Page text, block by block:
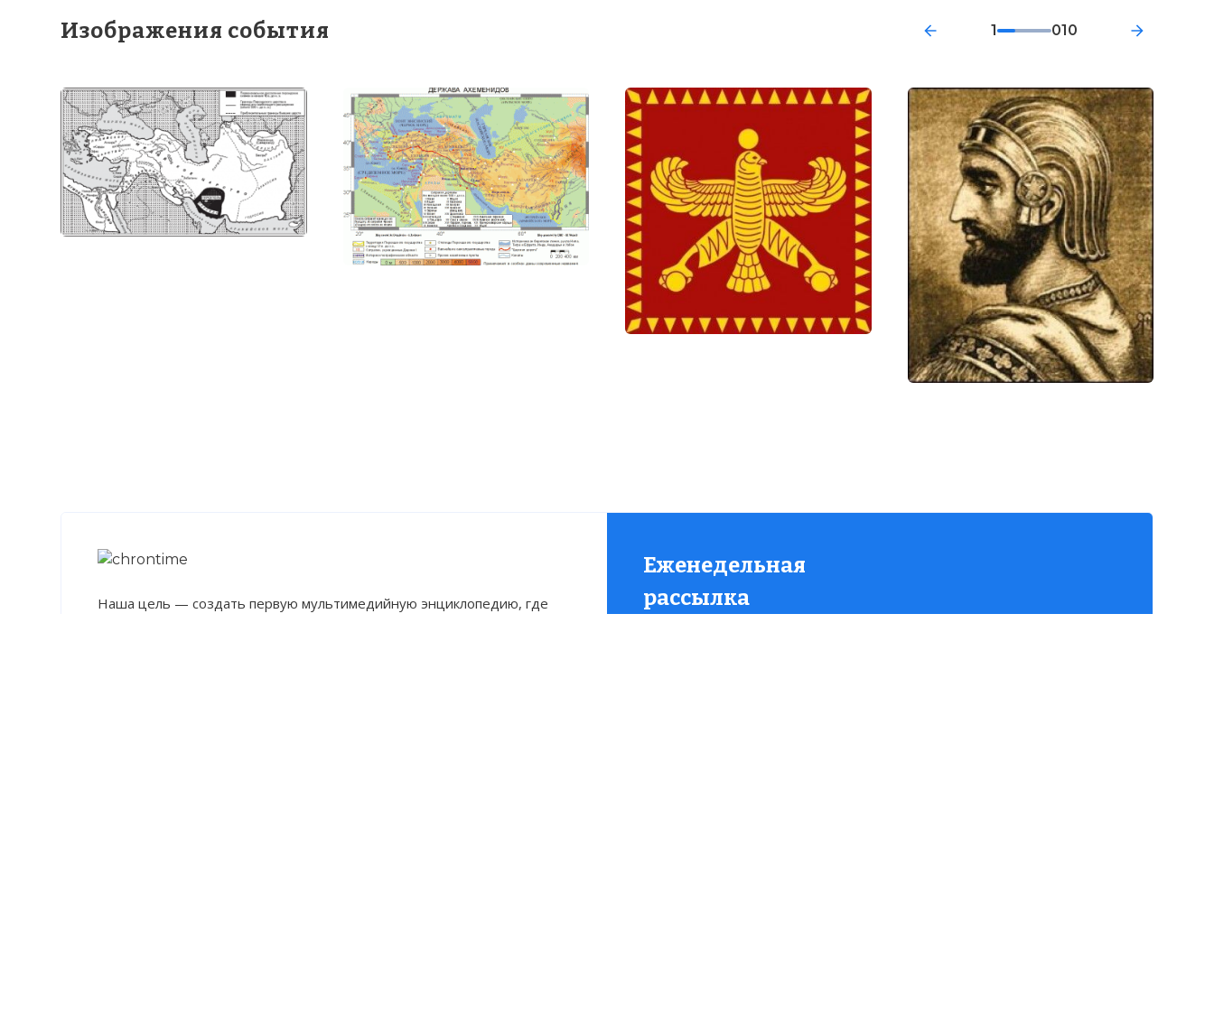
Изображения события 1 010
Дворец Ахеменидов в Караямирли. Раскопки.
Фото статьи:
Вернуться в статью:Держава Ахеменидов
Наша цель — создать первую мультимедийную энциклопедию, где
Еженедельная
рассылка